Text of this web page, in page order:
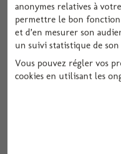
anonymes relatives à
permettre le bon
et d’en mesurer son
un suivi statistique de
Vous pouvez régler vos
cookies en utilisant les